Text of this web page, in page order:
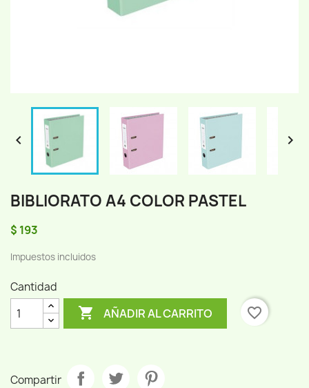
 
BIBLIORATO A4 COLOR PASTEL
$ 193
Impuestos incluidos
Cantidad
 AÑADIR AL CARRITO favorite_border
Compartir